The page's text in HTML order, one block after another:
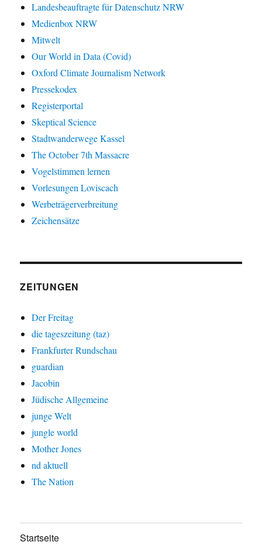
Landesbeauftragte für Datenschutz NRW
Medienbox NRW
Mitwelt
Our World in Data (Covid)
Oxford Climate Journalism Network
Pressekodex
Registerportal
Skeptical Science
Stadtwanderwege Kassel
The October 7th Massacre
Vogelstimmen lernen
Vorlesungen Loviscach
Werbeträgerverbreitung
Zeichensätze
ZEITUNGEN
Der Freitag
die tageszeitung (taz)
Frankfurter Rundschau
guardian
Jacobin
Jüdische Allgemeine
junge Welt
jungle world
Mother Jones
nd aktuell
The Nation
Startseite